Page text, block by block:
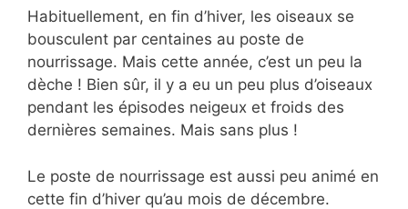
Habituellement, en fin d’hiver, les oiseaux se
bousculent par centaines au poste de
nourrissage. Mais cette année, c’est un peu la
dèche ! Bien sûr, il y a eu un peu plus d’oiseaux
pendant les épisodes neigeux et froids des
dernières semaines. Mais sans plus !
Le poste de nourrissage est aussi peu animé en
cette fin d’hiver qu’au mois de décembre.